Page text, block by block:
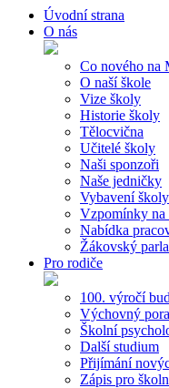
Úvodní strana
O nás
Co nového na
O naší škole
Vize školy
Historie školy
Tělocvična
Učitelé školy
Naši sponzoři
Naše jedničky
Vybavení školy
Vzpomínky na
Nabídka
Žákovský
Pro rodiče
100. výročí
Výchovný
Školní
Další studium
Přijímání
Zápis pro